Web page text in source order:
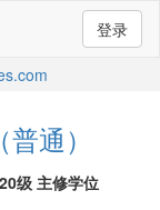
登录
通）
级 主修学位